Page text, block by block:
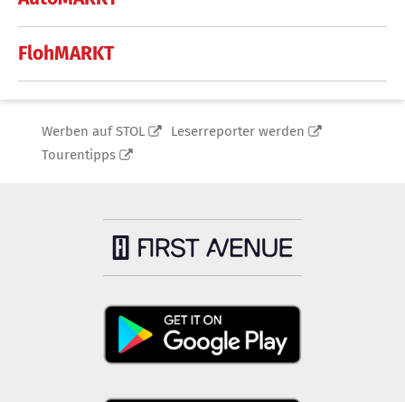
FlohMARKT
Werben auf STOL
Leserreporter werden
Tourentipps